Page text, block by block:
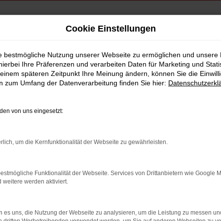
nach
eine sichere Wahl in Rosenheim
Dann sind Sie genau richtig im Autohaus Schneider:
Unsere Kfz-Profis wissen, dass der gute Name des
Wagen bis ins kleinste Detail und beseitigt im
oder online und sichern Sie sich einen perfekt
Cookie Einstellungen
bestmögliche Nutzung unserer Webseite zu ermöglichen und unsere
Ihre Präferenzen und verarbeiten Daten für Marketing und
späteren Zeitpunkt Ihre Meinung ändern, können Sie die
zum Umfang der Datenverarbeitung finden Sie hier:
von uns eingesetzt:
um die Kernfunktionalität der Webseite zu gewährleisten.
Funktionalität der Webseite. Services von Drittanbietern wie Google
weitere werden aktiviert.
es uns, die Nutzung der Webseite zu analysieren, um die Leistung zu messen